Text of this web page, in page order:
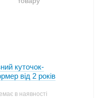
куточок-
від 2 років
в наявності